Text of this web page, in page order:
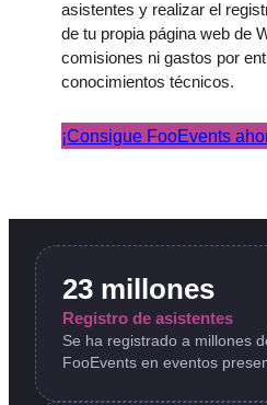
asistentes y realizar el
de tu propia página web de
comisiones ni gastos por
conocimientos técnicos.
¡Consigue FooEvents
23 millones
Registro de asistentes
Se ha registrado a millones
FooEvents en eventos